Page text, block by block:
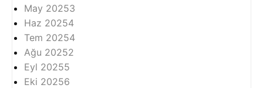
May 20253
Haz 20254
Tem 20254
Ağu 20252
Eyl 20255
Eki 20256